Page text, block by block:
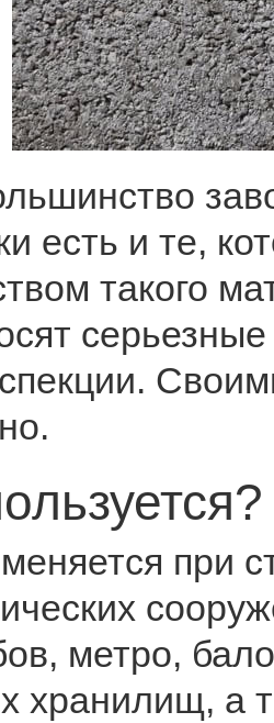
есть и те,
такого
при
метро,
хранилищ, а